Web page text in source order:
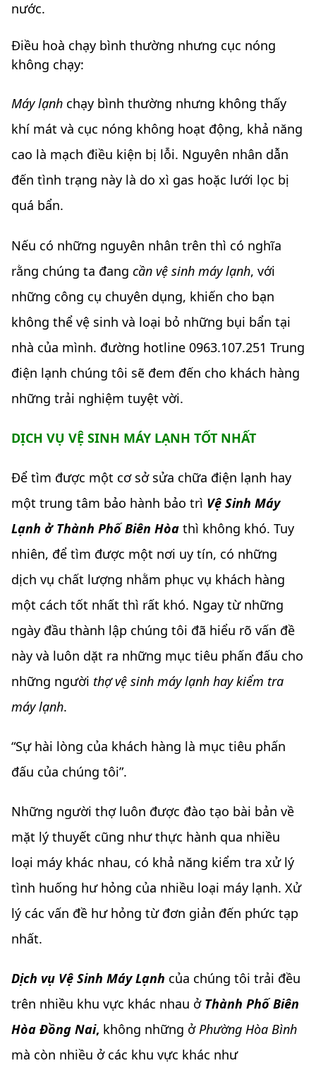
nước.
Điều hoà chạy bình thường nhưng cục nóng
không chạy:
Máy lạnh chạy bình thường nhưng không thấy
khí mát và cục nóng không hoạt động, khả năng
cao là mạch điều kiện bị lỗi. Nguyên nhân dẫn
đến tình trạng này là do xì gas hoặc lưới lọc bị
quá bẩn.
Nếu có những nguyên nhân trên thì có nghĩa
rằng chúng ta đang cần vệ sinh máy lạnh, với
những công cụ chuyên dụng, khiến cho bạn
không thể vệ sinh và loại bỏ những bụi bẩn tại
nhà của mình. đường hotline 0963.107.251 Trung
điện lạnh chúng tôi sẽ đem đến cho khách hàng
những trải nghiệm tuyệt vời.
DỊCH VỤ VỆ SINH MÁY LẠNH TỐT NHẤT
Để tìm được một cơ sở sửa chữa điện lạnh hay
một trung tâm bảo hành bảo trì Vệ Sinh Máy
Lạnh ở Thành Phố Biên Hòa thì không khó. Tuy
nhiên, để tìm được một nơi uy tín, có những
dịch vụ chất lượng nhằm phục vụ khách hàng
một cách tốt nhất thì rất khó. Ngay từ những
ngày đầu thành lập chúng tôi đã hiểu rõ vấn đề
này và luôn dặt ra những mục tiêu phấn đấu cho
những người thợ vệ sinh máy lạnh hay kiểm tra
máy lạnh.
“Sự hài lòng của khách hàng là mục tiêu phấn
đấu của chúng tôi”.
Những người thợ luôn được đào tạo bài bản về
mặt lý thuyết cũng như thực hành qua nhiều
loại máy khác nhau, có khả năng kiểm tra xử lý
tình huống hư hỏng của nhiều loại máy lạnh. Xử
lý các vấn đề hư hỏng từ đơn giản đến phức tạp
nhất.
Dịch vụ Vệ Sinh Máy Lạnh của chúng tôi trải đều
trên nhiều khu vực khác nhau ở Thành Phố Biên
Hòa Đồng Nai, không những ởPhường Hòa Bình
mà còn nhiều ở các khu vực khác như